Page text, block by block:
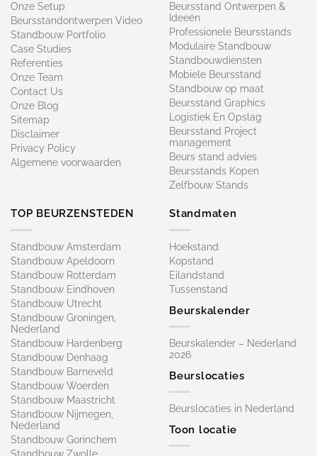
Onze Setup
Beursstandontwerpen Video
Standbouw Portfolio
Case Studies
Referenties
Onze Team
Contact Us
Onze Blog
Sitemap
Disclaimer
Privacy Policy
Algemene voorwaarden
Beursstand Ontwerpen &
Ideeën
Professionele Beursstands
Modulaire Standbouw
Standbouwdiensten
Mobiele Beursstand
Standbouw op maat​
Beursstand Graphics
Logistiek En Opslag
Beursstand Project
management
Beurs stand advies
Beursstands Kopen
Zelfbouw Stands
TOP BEURZENSTEDEN
Standbouw Amsterdam
Standbouw Apeldoorn
Standbouw Rotterdam
Standbouw Eindhoven
Standbouw Utrecht
Standbouw Groningen,
Nederland
Standbouw Hardenberg
Standbouw Denhaag
Standbouw Barneveld
Standbouw Woerden
Standbouw Maastricht
Standbouw Nijmegen,
Nederland
Standbouw Gorinchem
Standbouw Zwolle
Standmaten
Hoekstand
Kopstand
Eilandstand
Tussenstand
Beurskalender
Beurskalender – Nederland
2026
Beurslocaties
Beurslocaties in Nederland
Toon locatie